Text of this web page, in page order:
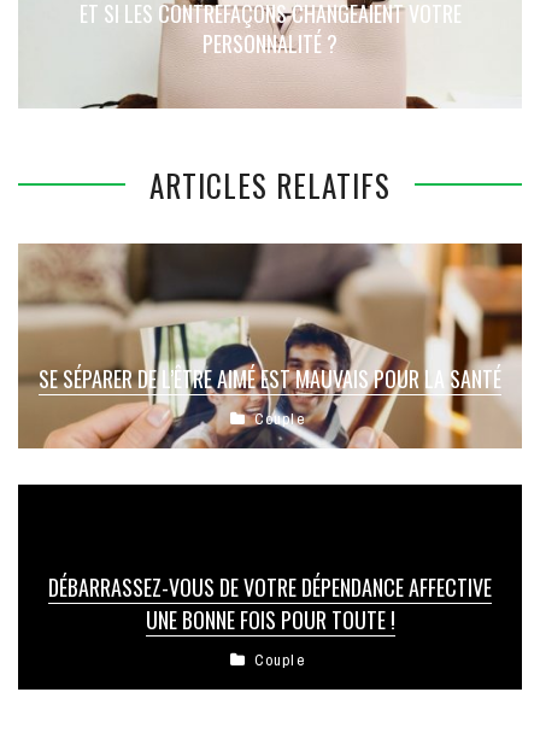
ET SI LES CONTREFAÇONS CHANGEAIENT VOTRE
PERSONNALITÉ ?
ARTICLES RELATIFS
SE SÉPARER DE L’ÊTRE AIMÉ EST MAUVAIS POUR LA SANTÉ
Couple
DÉBARRASSEZ-VOUS DE VOTRE DÉPENDANCE AFFECTIVE
UNE BONNE FOIS POUR TOUTE !
Couple